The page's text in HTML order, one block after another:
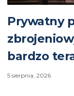
Prywatny
bardzo
5 sierpnia, 2026